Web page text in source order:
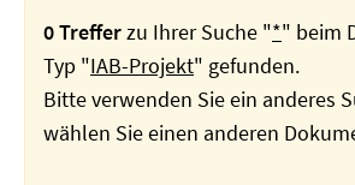
0 Trefferzu Ihrer Suche "*" beim
Typ "IAB-Projekt" gefunden.
Bitte verwenden Sie ein anderes
wählen Sie einen anderen